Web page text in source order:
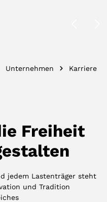
Unternehmen Karriere
Freiheit
jedem Lastenträger steht
und Tradition